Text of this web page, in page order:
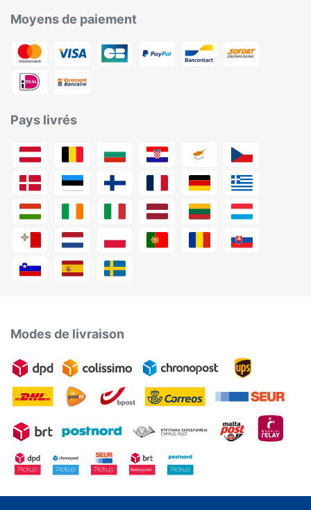
Moyens de paiement
Pays livrés
Modes de livraison